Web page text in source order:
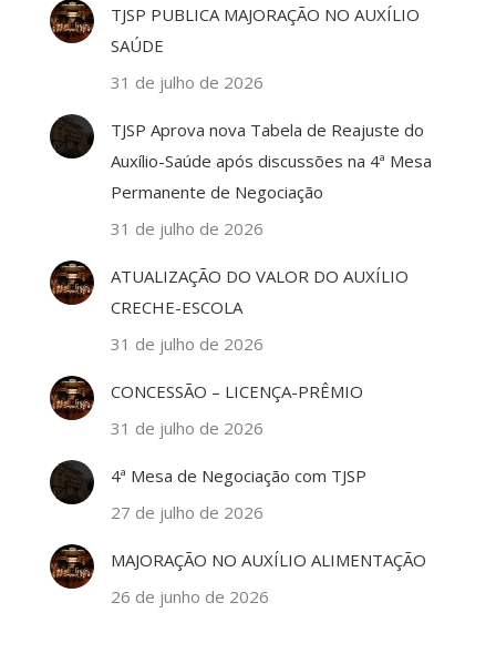
TJSP PUBLICA MAJORAÇÃO NO AUXÍLIO
SAÚDE
31 de julho de 2026
TJSP Aprova nova Tabela de Reajuste do
Auxílio-Saúde após discussões na 4ª Mesa
Permanente de Negociação
31 de julho de 2026
ATUALIZAÇÃO DO VALOR DO AUXÍLIO
CRECHE-ESCOLA
31 de julho de 2026
CONCESSÃO – LICENÇA-PRÊMIO
31 de julho de 2026
4ª Mesa de Negociação com TJSP
27 de julho de 2026
MAJORAÇÃO NO AUXÍLIO ALIMENTAÇÃO
26 de junho de 2026